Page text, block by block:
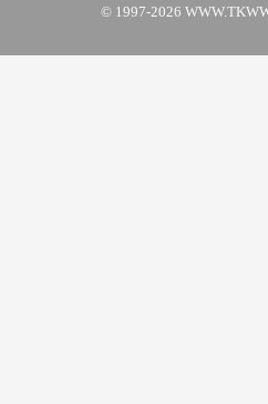
© 1997-2026